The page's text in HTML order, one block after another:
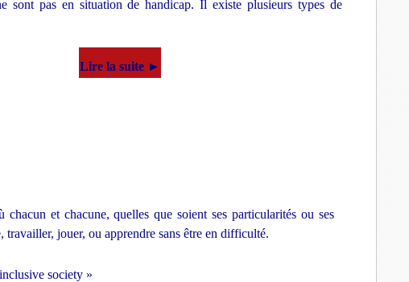
sont pas en situation de handicap. Il existe plusieurs types de
Lire la suite ►
chacun et chacune, quelles que soient ses particularités ou ses
travailler, jouer, ou apprendre sans être en difficulté.
society »